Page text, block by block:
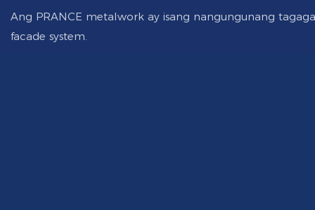
Ang PRANCE metalwork ay isang nangungunang
facade system.